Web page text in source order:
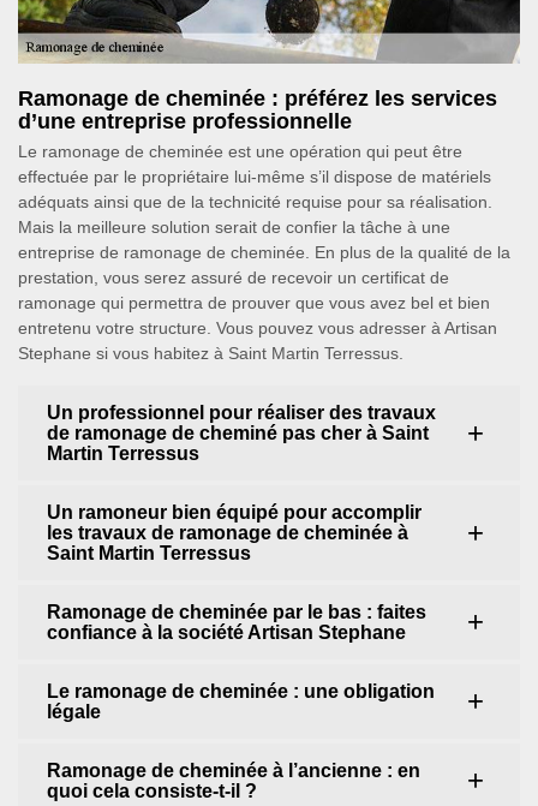
Ramonage de cheminée : préférez les services
d’une entreprise professionnelle
Le ramonage de cheminée est une opération qui peut être
effectuée par le propriétaire lui-même s’il dispose de matériels
adéquats ainsi que de la technicité requise pour sa réalisation.
Mais la meilleure solution serait de confier la tâche à une
entreprise de ramonage de cheminée. En plus de la qualité de la
prestation, vous serez assuré de recevoir un certificat de
ramonage qui permettra de prouver que vous avez bel et bien
entretenu votre structure. Vous pouvez vous adresser à Artisan
Stephane si vous habitez à Saint Martin Terressus.
Un professionnel pour réaliser des travaux
de ramonage de cheminé pas cher à Saint
Martin Terressus
Un ramoneur bien équipé pour accomplir
les travaux de ramonage de cheminée à
Saint Martin Terressus
Ramonage de cheminée par le bas : faites
confiance à la société Artisan Stephane
Le ramonage de cheminée : une obligation
légale
Ramonage de cheminée à l’ancienne : en
quoi cela consiste-t-il ?